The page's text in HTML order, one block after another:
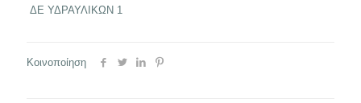
ΔΕ ΥΔΡΑΥΛΙΚΩΝ 1
Κοινοποίηση